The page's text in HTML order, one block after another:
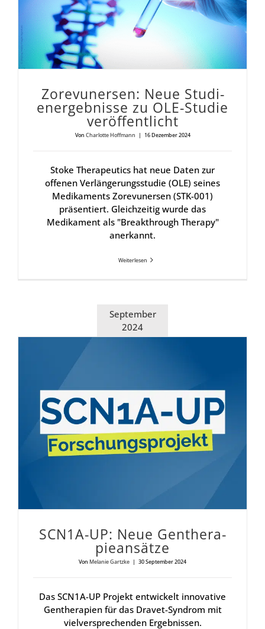
Zore­vu­n­er­sen: Neue Stu­di­
en­ergeb­nis­se zu OLE-Stu­die
ver­öf­fent­licht
Von Charlotte Hoffmann | 16 Dezember 2024
Stoke Therapeutics hat neue Daten zur
offenen Verlängerungsstudie (OLE) seines
Medikaments Zorevunersen (STK-001)
präsentiert. Gleichzeitig wurde das
Medikament als "Breakthrough Therapy"
anerkannt.
Weiterlesen
September
2024
SCN1A-UP: Neue Gen­the­ra­
pie­an­sät­ze
Von Melanie Gartzke | 30 September 2024
Das SCN1A-UP Projekt entwickelt innovative
Gentherapien für das Dravet-Syndrom mit
vielversprechenden Ergebnissen.